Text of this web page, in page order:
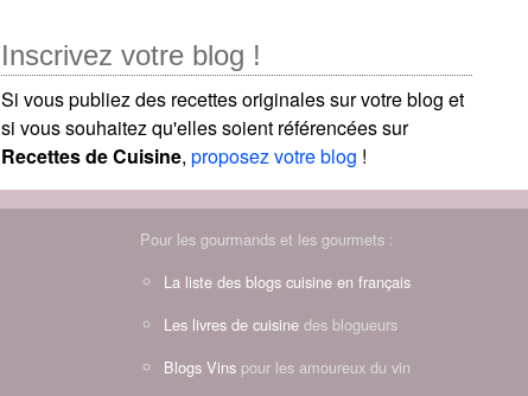
Inscrivez votre blog !
Si vous publiez des recettes originales sur votre blog et
si vous souhaitez qu'elles soient référencées sur
Recettes de Cuisine,proposez votre blog !
Pour les gourmands et les gourmets :
La liste des blogs cuisine en français
Les livres de cuisine des blogueurs
Blogs Vins pour les amoureux du vin